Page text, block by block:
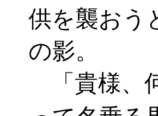
供を襲おう
の影。
「貴様、